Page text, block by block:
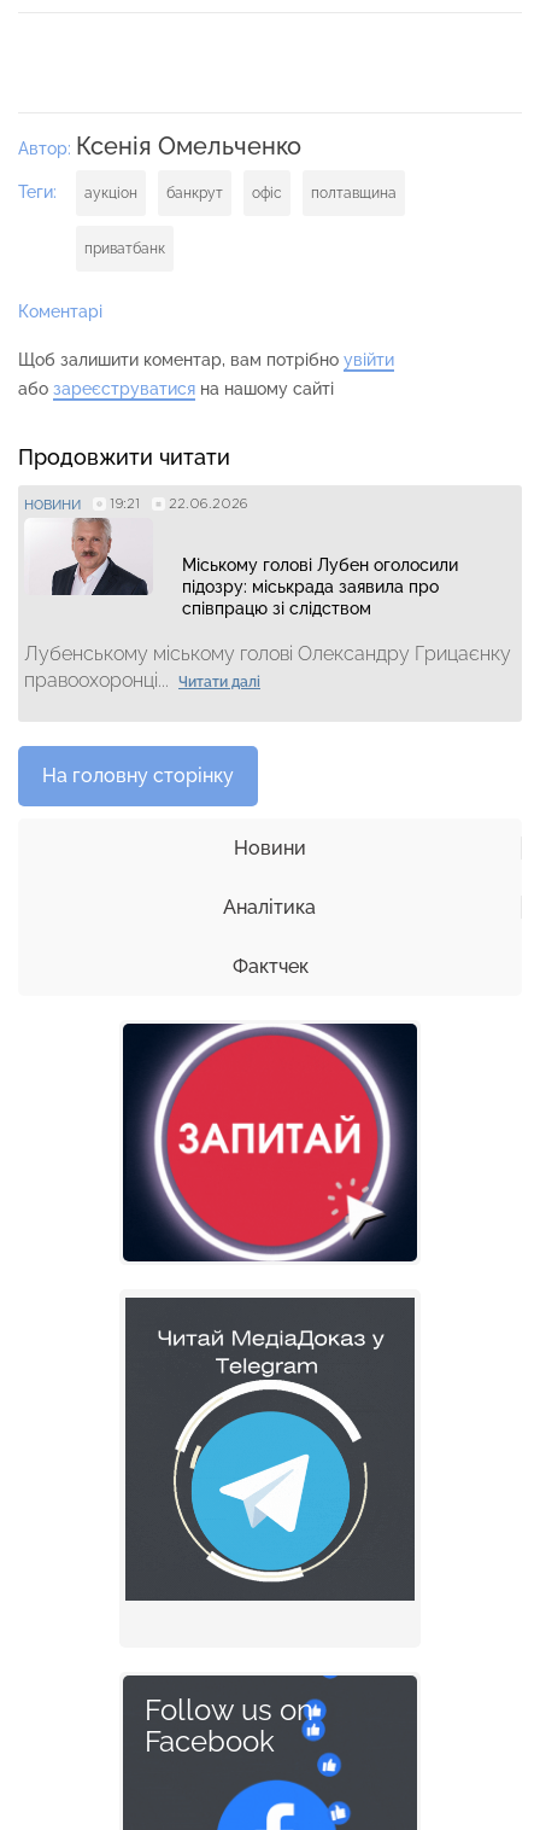
Автор: Ксенія Омельченко
Теги: аукціон банкрут офіс полтавщина
приватбанк
Коментарі
Щоб залишити коментар, вам потрібно увійти
або зареєструватися на нашому сайті
Продовжити читати
НОВИНИ 19:21 22.06.2026
Міському голові Лубен оголосили
підозру: міськрада заявила про
співпрацю зі слідством
Лубенському міському голові Олександру Грицаєнку
правоохоронці...
Читати далі
На головну сторінку
Новини
Аналітика
Фактчек
Follow us on
Facebook